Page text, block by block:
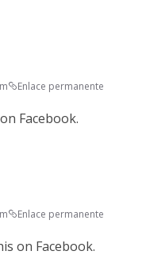
Enlace permanente
Facebook.
Enlace permanente
on Facebook.